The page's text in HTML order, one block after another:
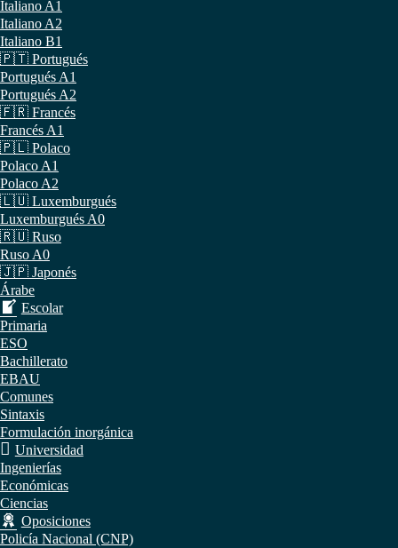
Italiano A1
Italiano A2
Italiano B1
🇵🇹 Portugués
Portugués A1
Portugués A2
🇫🇷 Francés
Francés A1
🇵🇱 Polaco
Polaco A1
Polaco A2
🇱🇺 Luxemburgués
Luxemburgués A0
🇷🇺 Ruso
Ruso A0
🇯🇵 Japonés
Árabe
Escolar
Primaria
ESO
Bachillerato
EBAU
Comunes
Sintaxis
Formulación inorgánica
Universidad
Ingenierías
Económicas
Ciencias
Oposiciones
Policía Nacional (CNP)